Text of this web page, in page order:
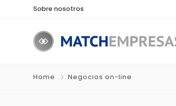
Sobre nosotros
Home Negocios on-line